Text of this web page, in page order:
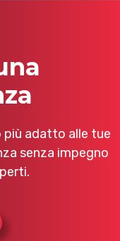
più adatto alle tue
senza impegno